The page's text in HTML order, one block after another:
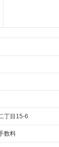
丁目15-6
数料